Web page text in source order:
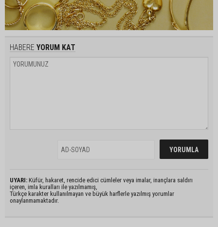
HABERE YORUM KAT
UYARI: Küfür, hakaret, rencide edici cümleler veya imalar, inançlara saldırı
içeren, imla kuralları ile yazılmamış,
Türkçe karakter kullanılmayan ve büyük harflerle yazılmış yorumlar
onaylanmamaktadır.